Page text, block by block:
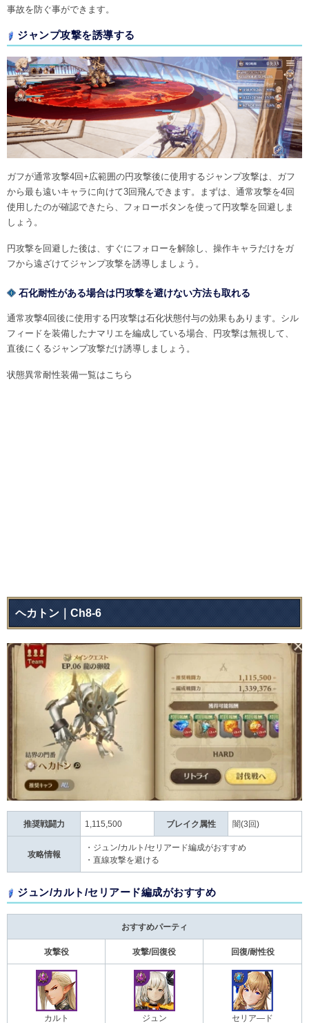
事故を防ぐ事ができます。
ジャンプ攻撃を誘導する
ガフが通常攻撃4回+広範囲の円攻撃後に使用するジャンプ攻撃は、ガフ
から最も遠いキャラに向けて3回飛んできます。まずは、通常攻撃を4回
使用したのが確認できたら、フォローボタンを使って円攻撃を回避しま
しょう。
円攻撃を回避した後は、すぐにフォローを解除し、操作キャラだけをガ
フから遠ざけてジャンプ攻撃を誘導しましょう。
石化耐性がある場合は円攻撃を避けない方法も取れる
通常攻撃4回後に使用する円攻撃は石化状態付与の効果もあります。シル
フィードを装備したナマリエを編成している場合、円攻撃は無視して、
直後にくるジャンプ攻撃だけ誘導しましょう。
状態異常耐性装備一覧はこちら
ヘカトン｜Ch8-6
推奨戦闘力 1,115,500 ブレイク属性 闇(3回)
攻略情報
・ジュン/カルト/セリアード編成がおすすめ
・直線攻撃を避ける
ジュン/カルト/セリアード編成がおすすめ
おすすめパーティ
攻撃役 攻撃/回復役 回復/耐性役
カルト ジュン セリア―ド